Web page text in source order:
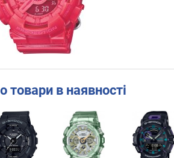
в наявності